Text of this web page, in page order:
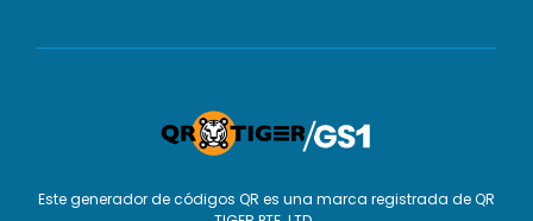
Este generador de códigos QR es una marca registrada de QR